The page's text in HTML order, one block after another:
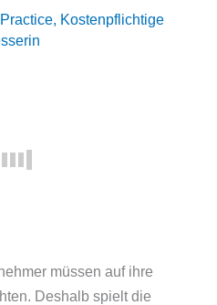
, Kostenpflichtige
müssen auf ihre
Deshalb spielt die